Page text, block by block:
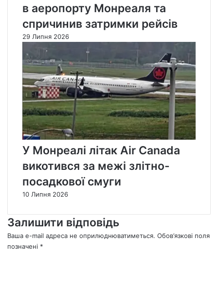
в аеропорту Монреаля та
спричинив затримки рейсів
29 Липня 2026
У Монреалі літак Air Canada
викотився за межі злітно-
посадкової смуги
10 Липня 2026
Залишити відповідь
Ваша e-mail адреса не оприлюднюватиметься. Обов’язкові поля
позначені *